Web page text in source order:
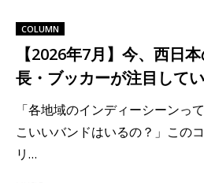
COLUMN
【2026年7月】今、西日
長・ブッカーが注目して
「各地域のインディーシーンっ
こいいバンドはいるの？」この
リ…